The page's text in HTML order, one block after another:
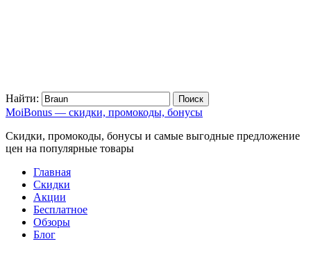
Найти:
MoiBonus — скидки, промокоды, бонусы
Скидки, промокоды, бонусы и самые выгодные предложение
цен на популярные товары
Главная
Скидки
Акции
Бесплатное
Обзоры
Блог